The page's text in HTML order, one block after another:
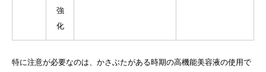
強
化
特に注意が必要なのは、かさぶたがある時期の高機能美容液の使用で